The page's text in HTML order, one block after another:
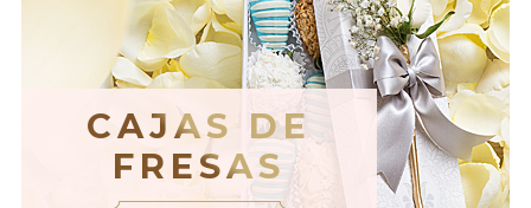
CAJAS DE
FRESAS